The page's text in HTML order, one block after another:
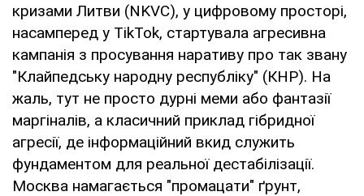
кризами Литви (NKVC), у цифровому просторі,
насамперед у TikTok, стартувала агресивна
кампанія з просування наративу про так звану
"Клайпедську народну республіку" (КНР). На
жаль, тут не просто дурні меми або фантазії
маргіналів, а класичний приклад гібридної
агресії, де інформаційний вкид служить
фундаментом для реальної дестабілізації.
Москва намагається "промацати" ґрунт,